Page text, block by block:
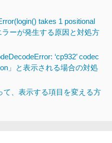
takes 1 positional
ーが発生する原因と対処方
‘cp932’ codec
」と表示される場合の対処
て、表示する項目を変える方